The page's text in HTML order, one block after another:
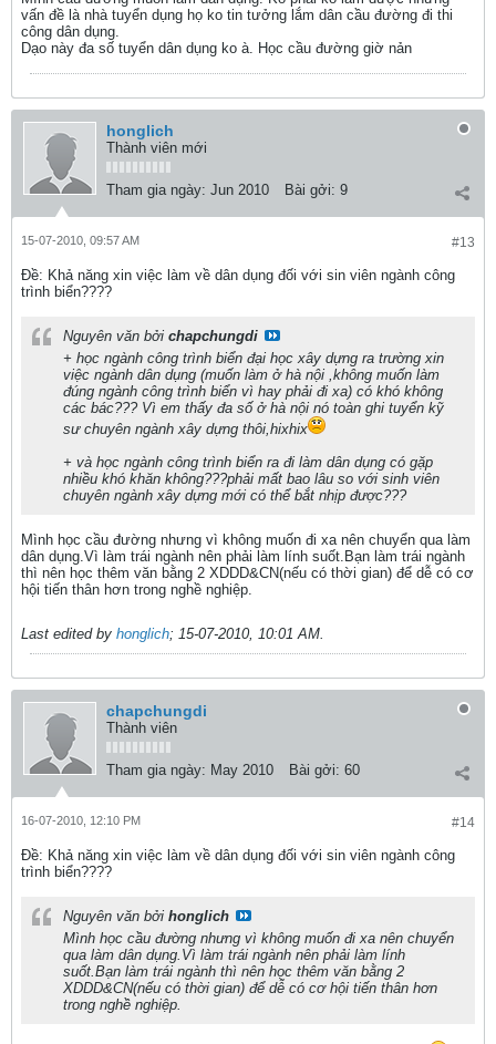
vấn đề là nhà tuyển dụng họ ko tin tưởng lắm dân cầu đường đi thi
công dân dụng.
Dạo này đa số tuyển dân dụng ko à. Học cầu đường giờ nản
honglich
Thành viên mới
Tham gia ngày: Jun 2010 Bài gởi: 9
#13
15-07-2010, 09:57 AM
Ðề: Khả năng xin việc làm về dân dụng đối với sin viên ngành công
trình biển????
Nguyên văn bởi chapchungdi
+ học ngành công trình biển đại học xây dựng ra trường xin
việc ngành dân dụng (muốn làm ở hà nội ,không muốn làm
đúng ngành công trình biển vì hay phải đi xa) có khó không
các bác??? Vì em thấy đa số ở hà nội nó toàn ghi tuyển kỹ
sư chuyên ngành xây dựng thôi,hixhix
+ và học ngành công trình biển ra đi làm dân dụng có gặp
nhiều khó khăn không???phải mất bao lâu so với sinh viên
chuyên ngành xây dựng mới có thể bắt nhịp được???
Mình học cầu đường nhưng vì không muốn đi xa nên chuyển qua làm
dân dụng.Vì làm trái ngành nên phải làm lính suốt.Bạn làm trái ngành
thì nên học thêm văn bằng 2 XDDD&CN(nếu có thời gian) để dễ có cơ
hội tiến thân hơn trong nghề nghiệp.
Last edited by honglich; 15-07-2010, 10:01 AM.
chapchungdi
Thành viên
Tham gia ngày: May 2010 Bài gởi: 60
#14
16-07-2010, 12:10 PM
Ðề: Khả năng xin việc làm về dân dụng đối với sin viên ngành công
trình biển????
Nguyên văn bởi honglich
Mình học cầu đường nhưng vì không muốn đi xa nên chuyển
qua làm dân dụng.Vì làm trái ngành nên phải làm lính
suốt.Bạn làm trái ngành thì nên học thêm văn bằng 2
XDDD&CN(nếu có thời gian) để dễ có cơ hội tiến thân hơn
trong nghề nghiệp.